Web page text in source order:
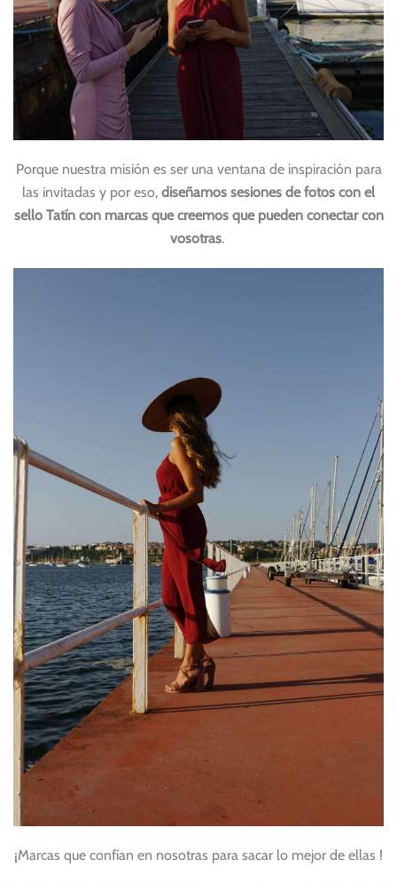
Porque nuestra misión es ser una ventana de inspiración para
las invitadas y por eso, diseñamos sesiones de fotos con el
sello Tatín con marcas que creemos que pueden conectar con
vosotras.
¡Marcas que confían en nosotras para sacar lo mejor de ellas !